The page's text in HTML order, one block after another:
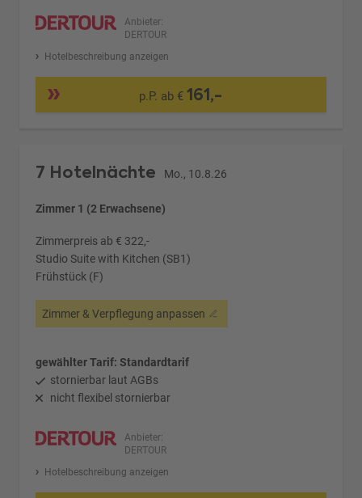
Anbieter:
DERTOUR
Hotelbeschreibung anzeigen
p.P. ab €161,-
7 Hotelnächte Mo., 10.8.26
Zimmer 1 (2 Erwachsene)
Zimmerpreis ab € 322,-
Studio Suite with Kitchen (SB1)
Frühstück (F)
Zimmer & Verpflegung anpassen
gewählter Tarif: Standardtarif
stornierbar laut AGBs
nicht flexibel stornierbar
Anbieter:
DERTOUR
Hotelbeschreibung anzeigen